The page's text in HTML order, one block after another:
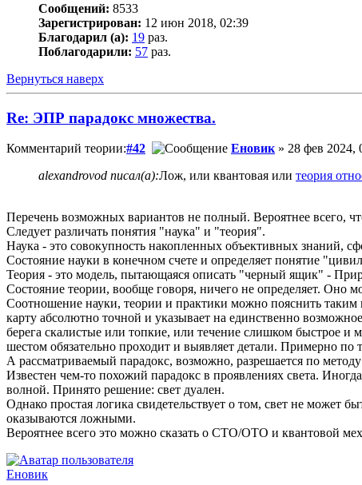
Сообщений: 8533
Зарегистрирован: 12 июн 2018, 02:39
Благодарил (а): 19 раз.
Поблагодарили: 57 раз.
Вернуться наверх
Re: ЭПР парадокс множества.
Комментарий теории:#42 Еновик » 28 фев 2024,
alexandrovod писал(а):Лож, или квантовая или теория
Перечень возможных вариантов не полный. Вероятнее всего,
Следует различать понятия "наука" и "теория".
Наука - это совокупность накопленных объективных знаний,
Состояние науки в конечном счете и определяет понятие
Теория - это модель, пытающаяся описать "черный ящик" -
Состояние теории, вообще говоря, ничего не определяет. Оно
Соотношение науки, теории и практики можно пояснить
карту абсолютно точной и указывает на единственно
берега скалистые или топкие, или течение слишком быстрое
шестом обязательно проходит и выявляет детали. Примерно по
А рассматриваемый парадокс, возможно, разрешается по
Известен чем-то похожий парадокс в проявлениях света.
волной. Принято решение: свет дуален.
Однако простая логика свидетельствует о том, свет не может
оказываются ложными.
Вероятнее всего это можно сказать о СТО/ОТО и квантовой
Еновик